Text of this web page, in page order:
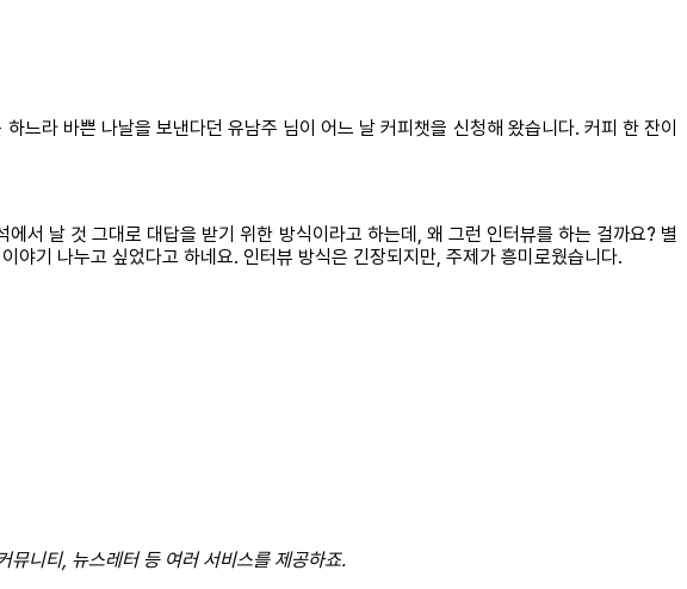
느라 바쁜 나날을 보낸다던 유남주 님이 어느 날 커피챗을 신청해 왔습니다. 커피 한 잔이
서 날 것 그대로 대답을 받기 위한 방식이라고 하는데, 왜 그런 인터뷰를 하는 걸까요? 별
야기 나누고 싶었다고 하네요. 인터뷰 방식은 긴장되지만, 주제가 흥미로웠습니다.
뮤니티, 뉴스레터 등 여러 서비스를 제공하죠.